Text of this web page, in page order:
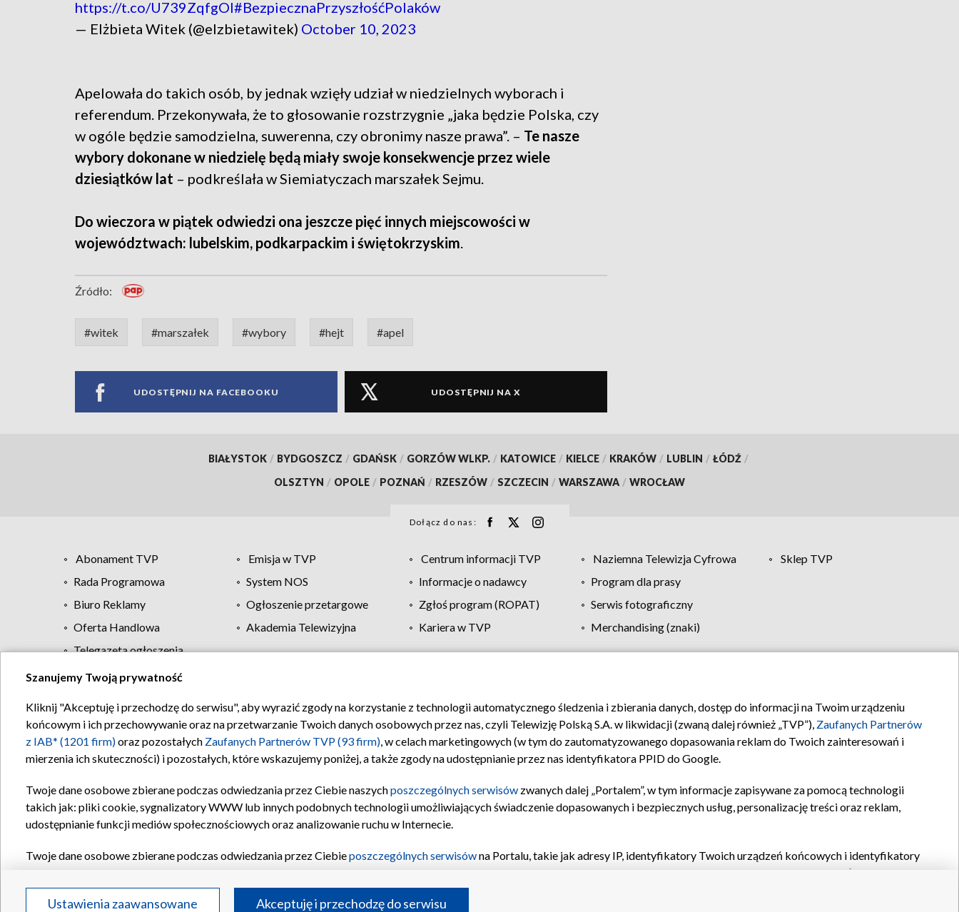
https://t.co/U739ZqfgOl#BezpiecznaPrzyszłośćPolaków
— Elżbieta Witek (@elzbietawitek) October 10, 2023
Apelowała do takich osób, by jednak wzięły udział w niedzielnych wyborach i
referendum. Przekonywała, że to głosowanie rozstrzygnie „jaka będzie Polska, czy
w ogóle będzie samodzielna, suwerenna, czy obronimy nasze prawa”. – Te nasze
wybory dokonane w niedzielę będą miały swoje konsekwencje przez wiele
dziesiątków lat – podkreślała w Siemiatyczach marszałek Sejmu.
Do wieczora w piątek odwiedzi ona jeszcze pięć innych miejscowości w
województwach: lubelskim, podkarpackim i świętokrzyskim.
Źródło:
#witek #marszałek #wybory #hejt #apel
UDOSTĘPNIJ NA FACEBOOKU UDOSTĘPNIJ NA X
BIAŁYSTOK / BYDGOSZCZ / GDAŃSK / GORZÓW WLKP. / KATOWICE / KIELCE / KRAKÓW / LUBLIN / ŁÓDŹ /
OLSZTYN / OPOLE / POZNAŃ / RZESZÓW / SZCZECIN / WARSZAWA / WROCŁAW
Dołącz do nas:
Abonament TVP Emisja w TVP Centrum informacji TVP Naziemna Telewizja Cyfrowa
Sklep TVP
Rada Programowa
System NOS Informacje o nadawcy
Program dla prasy
Biuro Reklamy
Ogłoszenie przetargowe Zgłoś program (ROPAT)
Serwis fotograficzny
Oferta Handlowa
Akademia Telewizyjna Kariera w TVP
Merchandising (znaki)
Telegazeta ogłoszenia
Regulamin TVP Polityka prywatności Moje zgody Pomoc Biuro reklamy Kontakt
Szanujemy Twoją prywatność
Kliknij "Akceptuję i przechodzę do serwisu", aby wyrazić zgody na korzystanie z technologii automatycznego śledzenia i zbierania danych, dostęp do informacji na Twoim urządzeniu
końcowym i ich przechowywanie oraz na przetwarzanie Twoich danych osobowych przez nas, czyli Telewizję Polską S.A. w likwidacji (zwaną dalej również „TVP”), Zaufanych Partnerów
z IAB* (1201 firm)oraz pozostałych Zaufanych Partnerów TVP (93 firm), w celach marketingowych (w tym do zautomatyzowanego dopasowania reklam do Twoich zainteresowań i
mierzenia ich skuteczności) i pozostałych, które wskazujemy poniżej, a także zgody na udostępnianie przez nas identyfikatora PPID do Google.
Twoje dane osobowe zbierane podczas odwiedzania przez Ciebie naszychposzczególnych serwisów zwanych dalej „Portalem”, w tym informacje zapisywane za pomocą technologii
takich jak: pliki cookie, sygnalizatory WWW lub innych podobnych technologii umożliwiających świadczenie dopasowanych i bezpiecznych usług, personalizację treści oraz reklam,
udostępnianie funkcji mediów społecznościowych oraz analizowanie ruchu w Internecie.
Twoje dane osobowe zbierane podczas odwiedzania przez Ciebieposzczególnych serwisówna Portalu, takie jak adresy IP, identyfikatory Twoich urządzeń końcowych i identyfikatory
oraz pozostałych
Partnerów TVPdla realizacji następujących celów i funkcji: przechowywania informacji na urządzeniu lub dostęp do nich, wyboru podstawowych reklam, wyboru spersonalizowanych
reklam, tworzenia profilu spersonalizowanych reklam, tworzenia profilu spersonalizowanych treści, wyboru spersonalizowanych treści, pomiaru wydajności reklam, pomiaru wydajności
Ustawienia zaawansowane Akceptuję i przechodzę do serwisu